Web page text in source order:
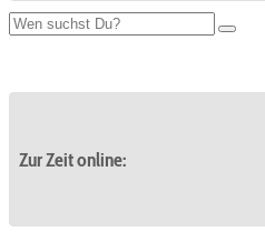
Zur Zeit online: